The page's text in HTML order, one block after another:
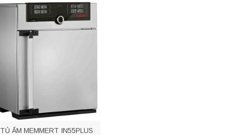
TỦ ẤM MEMMERT IN55PLUS